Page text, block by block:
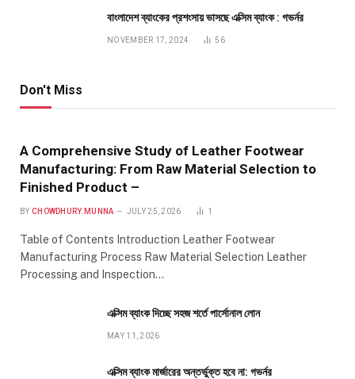
বাংলাদেশ ব্যাংকের প্রশংসায় ভাসছে এক্সিম ব্যাংক : গভর্নর
NOVEMBER 17, 2024 56
Don't Miss
A Comprehensive Study of Leather Footwear
Manufacturing: From Raw Material Selection to
Finished Product –
BY CHOWDHURY.MUNNA JULY 25, 2026 1
Table of Contents Introduction Leather Footwear
Manufacturing Process Raw Material Selection Leather
Processing and Inspection…
এক্সিম ব্যাংক দিচ্ছে সহজ শর্তে পার্সোনাল লোন
MAY 11, 2026
এক্সিম ব্যাংক মার্জারের অন্তর্ভুক্ত হবে না: গভর্নর